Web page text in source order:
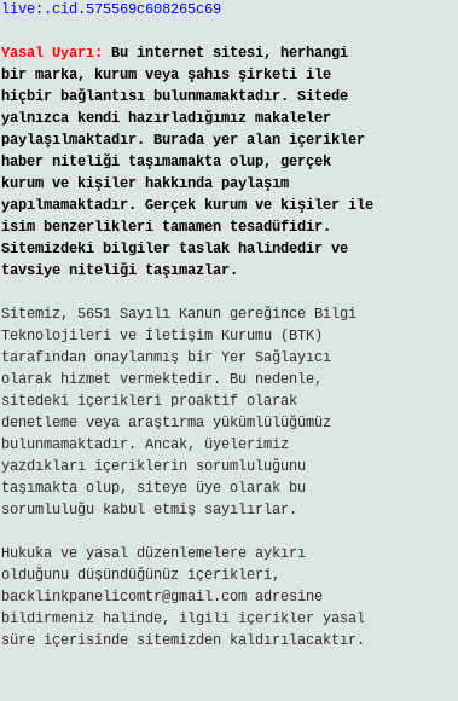
live:.cid.575569c608265c69
Yasal Uyarı:
Bu internet sitesi, herhangi
bir marka, kurum veya şahıs şirketi ile
hiçbir bağlantısı bulunmamaktadır. Sitede
yalnızca kendi hazırladığımız makaleler
paylaşılmaktadır. Burada yer alan içerikler
haber niteliği taşımamakta olup, gerçek
kurum ve kişiler hakkında paylaşım
yapılmamaktadır. Gerçek kurum ve kişiler ile
isim benzerlikleri tamamen tesadüfidir.
Sitemizdeki bilgiler taslak halindedir ve
tavsiye niteliği taşımazlar.
Sitemiz, 5651 Sayılı Kanun gereğince Bilgi
Teknolojileri ve İletişim Kurumu (BTK)
tarafından onaylanmış bir Yer Sağlayıcı
olarak hizmet vermektedir. Bu nedenle,
sitedeki içerikleri proaktif olarak
denetleme veya araştırma yükümlülüğümüz
bulunmamaktadır. Ancak, üyelerimiz
yazdıkları içeriklerin sorumluluğunu
taşımakta olup, siteye üye olarak bu
sorumluluğu kabul etmiş sayılırlar.
Hukuka ve yasal düzenlemelere aykırı
olduğunu düşündüğünüz içerikleri,
backlinkpanelicomtr@gmail.comadresine
bildirmeniz halinde, ilgili içerikler yasal
süre içerisinde sitemizden kaldırılacaktır.